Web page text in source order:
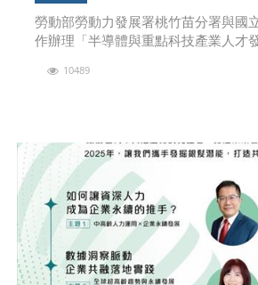
勞動部勞動力發展署桃竹苗分署與國
作辦理「半導體與重點科技產業人才
路系統設計等課程，課程設計以半導
10489